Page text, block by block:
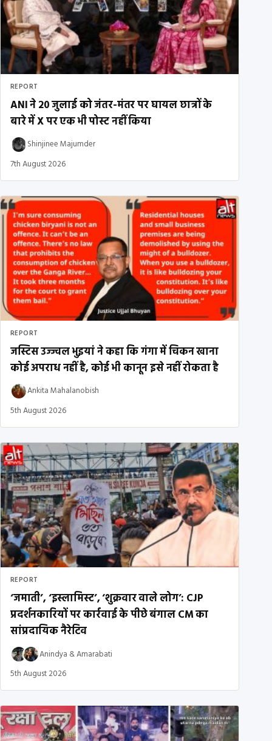
REPORT
ANI ने 20 जुलाई को जंतर-मंतर पर घायल छात्रों के
बारे में X पर एक भी पोस्ट नहीं किया
Shinjinee Majumder
7th August 2026
REPORT
जस्टिस उज्ज्वल भुइयां ने कहा कि गंगा में चिकन खाना
कोई अपराध नहीं है, कोई भी कानून इसे नहीं रोकता है
Ankita Mahalanobish
5th August 2026
REPORT
‘जमाती’, ‘इस्लामिस्ट’, ‘शुक्रवार वाले लोग’: CJP
प्रदर्शनकारियों पर कार्रवाई के पीछे बंगाल CM का
सांप्रदायिक नैरेटिव
Anindya &Amarabati
5th August 2026